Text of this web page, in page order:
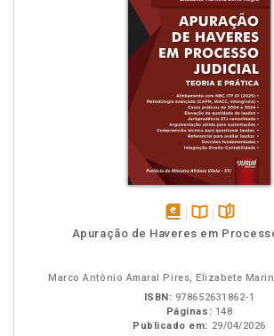
disponívelDisponível
páginas
Apuração de Haveres em
Marco Antônio Amaral Pires, Elizabete
ISBN: 978652631862-1
Páginas: 148
Publicado em: 29/04/2026